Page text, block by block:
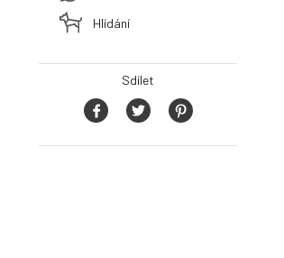
Hlídání
Sdílet